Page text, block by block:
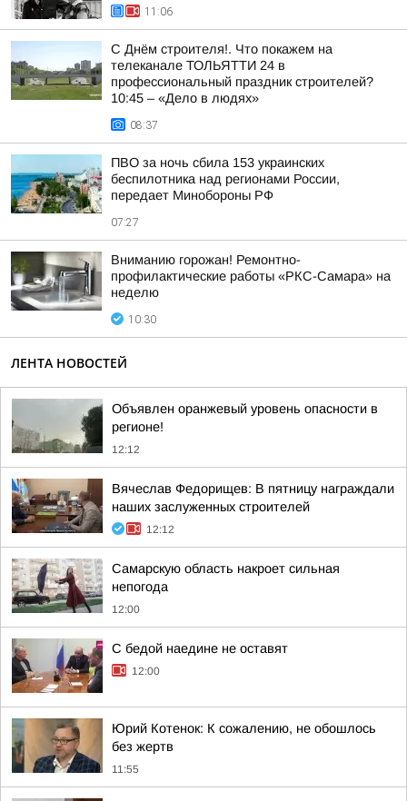
11:06
С Днём строителя!. Что покажем на
телеканале ТОЛЬЯТТИ 24 в
профессиональный праздник строителей?
10:45 – «Дело в людях»
08:37
ПВО за ночь сбила 153 украинских
беспилотника над регионами России,
передает Минобороны РФ
07:27
Вниманию горожан! Ремонтно-
профилактические работы «РКС-Самара» на
неделю
10:30
ЛЕНТА НОВОСТЕЙ
Объявлен оранжевый уровень опасности в
регионе!
12:12
Вячеслав Федорищев: В пятницу награждали
наших заслуженных строителей
12:12
Самарскую область накроет сильная
непогода
12:00
С бедой наедине не оставят
12:00
Юрий Котенок: К сожалению, не обошлось
без жертв
11:55